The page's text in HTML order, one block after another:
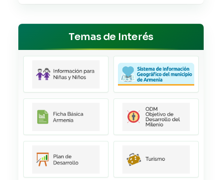
Temas de Interés